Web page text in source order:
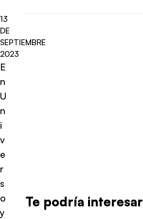
13
DE
SEPTIEMBRE
2023
E
n
U
n
i
v
e
r
s
o
y
Te podría interesar